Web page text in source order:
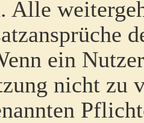
Alle
ein
nicht zu